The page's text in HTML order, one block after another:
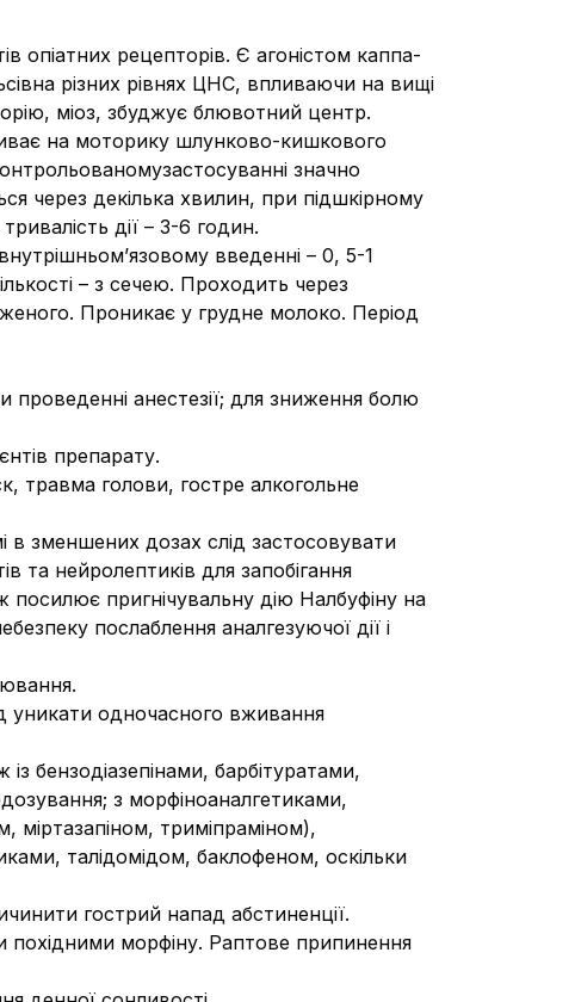
опіатних рецепторів. Є агоністом каппа-
різних рівнях ЦНС, впливаючи на вищі
міоз, збуджує блювотний центр.
на моторику шлунково-кишкового
значно
через декілька хвилин, при підшкірному
дії – 3-6 годин.
введенні – 0, 5-1
– з сечею. Проходить через
Проникає у грудне молоко. Період
проведенні анестезії; для зниження болю
препарату.
травма голови, гостре алкогольне
в зменшених дозах слід застосовувати
та нейролептиків для запобігання
пригнічувальну дію Налбуфіну на
послаблення аналгезуючої дії і
уникати одночасного вживання
бензодіазепінами, барбітуратами,
з морфіноаналгетиками,
міртазапіном, триміпраміном),
талідомідом, баклофеном, оскільки
гострий напад абстиненції.
похідними морфіну. Раптове припинення